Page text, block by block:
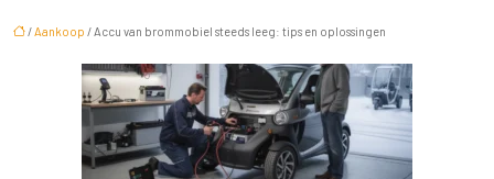
/Aankoop / Accu van brommobiel steeds leeg: tips en oplossingen